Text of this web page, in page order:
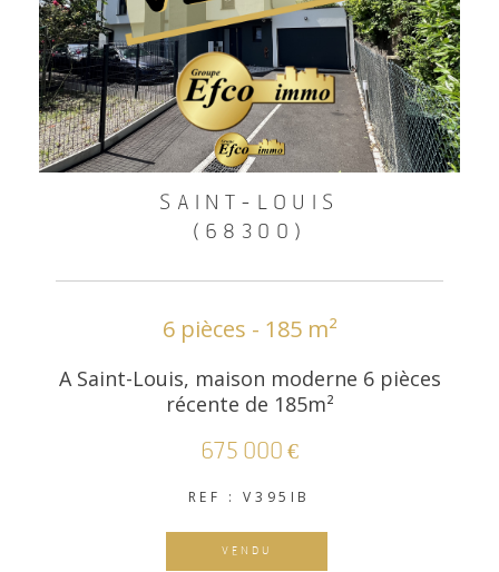
SAINT-LOUIS
(68300)
6 pièces - 185 m²
A Saint-Louis, maison moderne 6 pièces
récente de 185m²
675 000 €
REF : V395IB
VENDU